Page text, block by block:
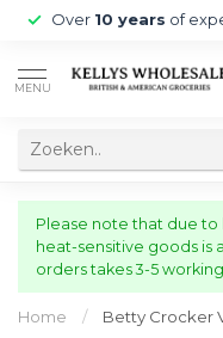
Over 10 years of
MENU
Please note that due
heat-sensitive goods is
orders takes 3-5
Home / Betty Crocker